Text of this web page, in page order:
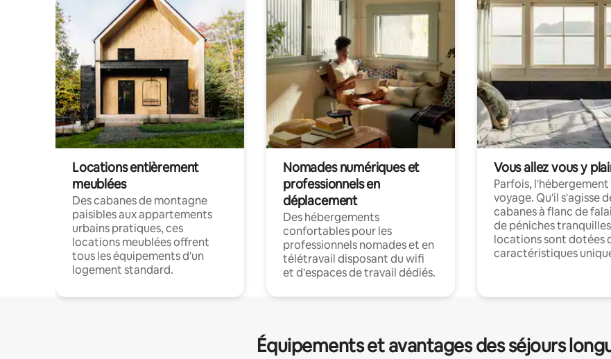
Locations entièrement
meublées
Des cabanes de montagne
paisibles aux appartements
urbains pratiques, ces
locations meublées offrent
tous les équipements d'un
logement standard.
Nomades numériques et
professionnels en
déplacement
Des hébergements
confortables pour les
professionnels nomades et en
télétravail disposant du wifi
et d'espaces de travail dédiés.
Vous allez vous y
Parfois,
voyage. Qu'il s'agisse
cabanes à flanc de
de péniches
locations sont dotées
caractéristiques
Équipements et avantages des séjours